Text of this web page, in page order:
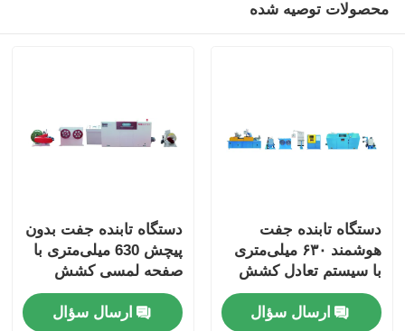
محصولات توصیه شده
دستگاه تابنده جفت
هوشمند ۶۳۰ میلی‌متری
با سیستم تعادل کشش
خودکار
ارسال سؤال
دستگاه تابنده جفت بدون
پیچش 630 میلی‌متری با
صفحه لمسی کشش
ثابت خودکار
ارسال سؤال